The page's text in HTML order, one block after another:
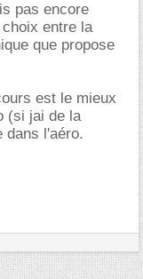
pas encore
entre la
que propose
est le mieux
(si jai de la
dans l'aéro.